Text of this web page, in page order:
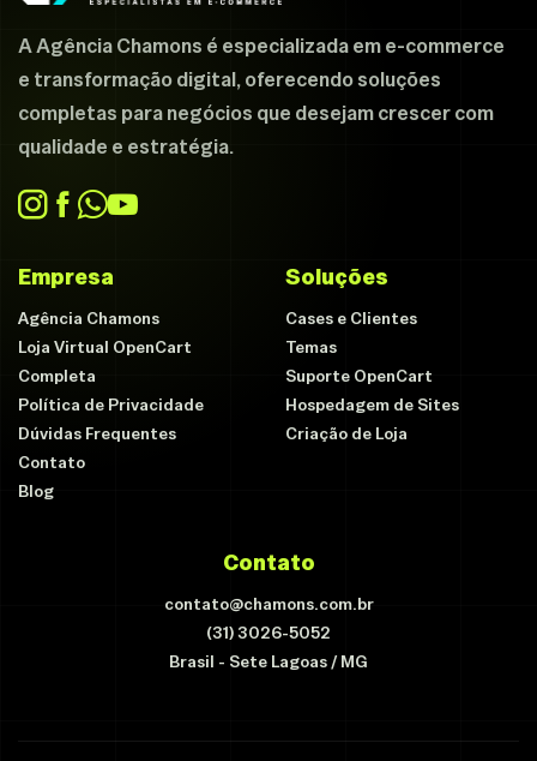
A Agência Chamons é especializada em e-commerce
e transformação digital, oferecendo soluções
completas para negócios que desejam crescer com
qualidade e estratégia.
Empresa
Agência Chamons
Loja Virtual OpenCart
Completa
Política de Privacidade
Dúvidas Frequentes
Contato
Blog
Soluções
Cases e Clientes
Temas
Suporte OpenCart
Hospedagem de Sites
Criação de Loja
Contato
contato@chamons.com.br
(31) 3026-5052
Brasil - Sete Lagoas / MG